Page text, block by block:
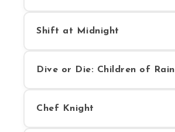
Shift at Midnight
Dive or Die: Children of Rain
Chef Knight